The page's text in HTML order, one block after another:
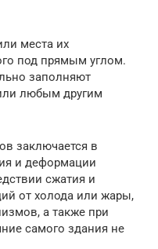
места их
под прямым углом.
заполняют
любым другим
заключается в
и деформации
сжатия и
от холода или жары,
а также при
самого здания не